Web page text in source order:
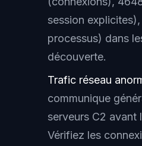
session
processus) dans
découverte.
Trafic réseau
communique
serveurs C2 avant
Vérifiez les